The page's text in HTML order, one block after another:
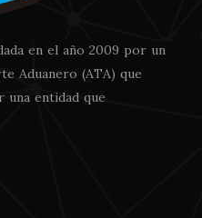
en el año 2009 por un
Aduanero (ATA) que
entidad que